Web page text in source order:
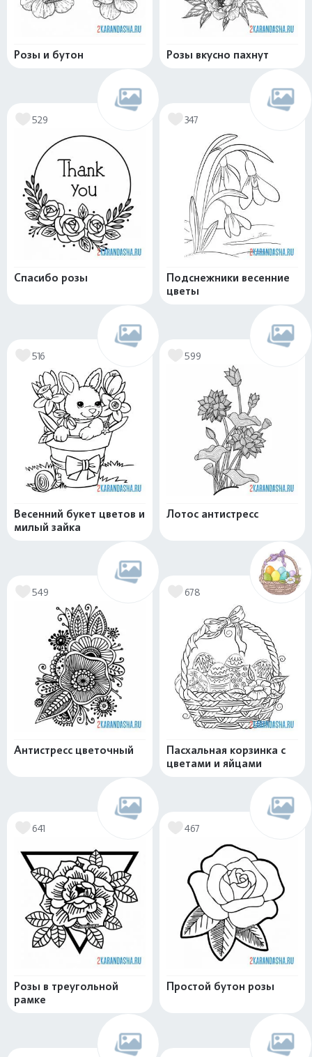
Розы и бутон Розы вкусно пахнут
529
Спасибо розы
347
Подснежники весенние
цветы
516
Весенний букет цветов и
милый зайка
599
Лотос антистресс
549
Антистресс цветочный
678
Пасхальная корзинка с
цветами и яйцами
641
Розы в треугольной
рамке
467
Простой бутон розы